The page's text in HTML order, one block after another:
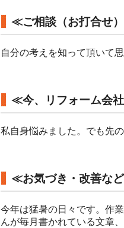
≪ご相談（お打合せ
自分の考えを知って頂いて思
≪今、リフォーム会
私自身悩みました。でも先
≪お気づき・改善な
今年は猛暑の日々です。作
んが毎月書かれている文章